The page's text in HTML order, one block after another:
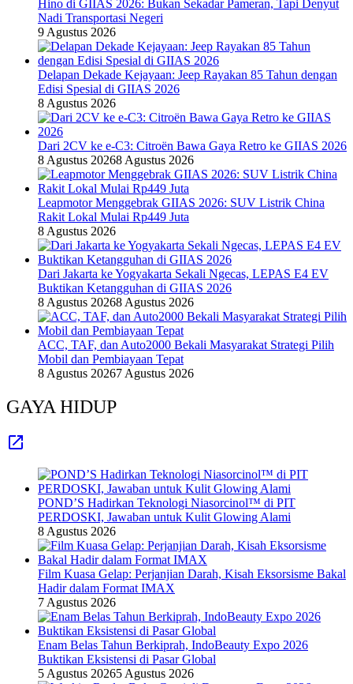
Hino di GIIAS 2026: Bukan Sekadar Pameran, Tapi Denyut
Nadi Transportasi Negeri
9 Agustus 2026
Delapan Dekade Kejayaan: Jeep Rayakan 85 Tahun dengan
Edisi Spesial di GIIAS 2026
8 Agustus 2026
Dari 2CV ke e-C3: Citroën Bawa Gaya Retro ke GIIAS 2026
8 Agustus 20268 Agustus 2026
Leapmotor Menggebrak GIIAS 2026: SUV Listrik China
Rakit Lokal Mulai Rp449 Juta
8 Agustus 2026
Dari Jakarta ke Yogyakarta Sekali Ngecas, LEPAS E4 EV
Buktikan Ketangguhan di GIIAS 2026
8 Agustus 20268 Agustus 2026
ACC, TAF, dan Auto2000 Bekali Masyarakat Strategi Pilih
Mobil dan Pembiayaan Tepat
8 Agustus 20267 Agustus 2026
GAYA HIDUP
POND’S Hadirkan Teknologi Niasorcinol™ di PIT
PERDOSKI, Jawaban untuk Kulit Glowing Alami
8 Agustus 2026
Film Kuasa Gelap: Perjanjian Darah, Kisah Eksorsisme Bakal
Hadir dalam Format IMAX
7 Agustus 2026
Enam Belas Tahun Berkiprah, IndoBeauty Expo 2026
Buktikan Eksistensi di Pasar Global
5 Agustus 20265 Agustus 2026